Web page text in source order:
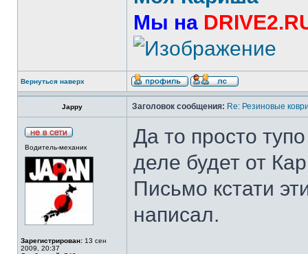
Мы на
Вернуться наверх
Jappy Заголовок сообщения: Re: Резиновые
Водитель-механик
Зарегистрирован: 13 сен
2009, 20:37
Да то просто
деле будет от
Письмо кстати
написал.